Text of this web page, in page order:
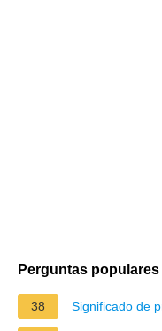
Perguntas populares
38 Significado de